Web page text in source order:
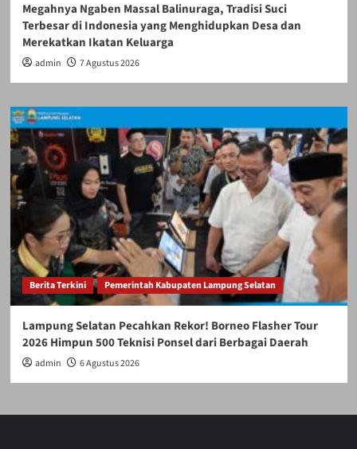
Megahnya Ngaben Massal Balinuraga, Tradisi Suci
Terbesar di Indonesia yang Menghidupkan Desa dan
Merekatkan Ikatan Keluarga
admin 7 Agustus 2026
Berita Terkini Pemerintah Kabupaten Lampung Selatan
Lampung Selatan Pecahkan Rekor! Borneo Flasher Tour
2026 Himpun 500 Teknisi Ponsel dari Berbagai Daerah
admin 6 Agustus 2026